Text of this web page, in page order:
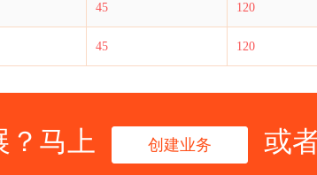
45 120
45 120
？马上 创建业务 或